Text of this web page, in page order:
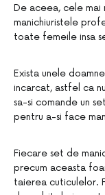
De aceea, cele mai
manichiuristele
toate femeile insa
Exista unele
incarcat, astfel ca
sa-si comande un
pentru a-si face
Fiecare set de
precum aceasta
taierea cuticulelor.